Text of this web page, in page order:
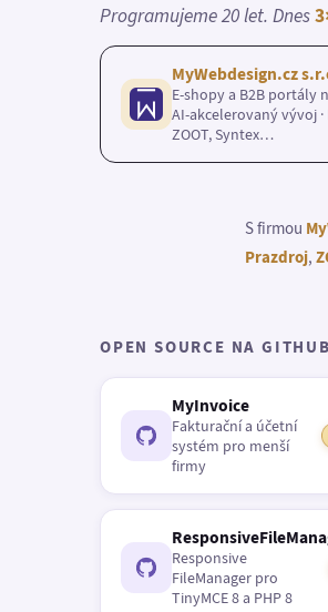
Programujeme 20 let. Dnes
MyWebdesign.cz
E-shopy a B2B portály
AI-akcelerovaný vývoj
ZOOT, Syntex…
S firmou
Prazdroj,
OPEN SOURCE NA
MyInvoice
Fakturační a účetní
systém pro menší
firmy
Responsive
FileManager pro
TinyMCE 8 a PHP 8